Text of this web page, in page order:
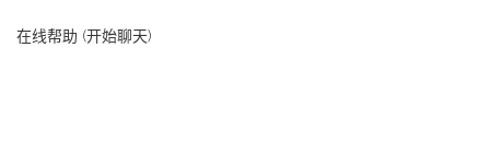
在线帮助 (开始聊天)